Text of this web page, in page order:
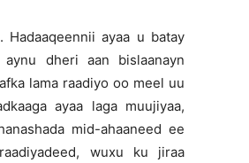
Hadaaqeennii ayaa u batay
aynu dheri aan bislaanayn
lama raadiyo oo meel uu
ayaa laga muujiyaa,
mid-ahaaneed ee
wuxu ku jiraa